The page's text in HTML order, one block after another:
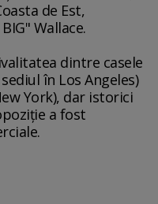
de Est,
Wallace.
dintre casele
în Los Angeles)
York), dar istorici
a fost